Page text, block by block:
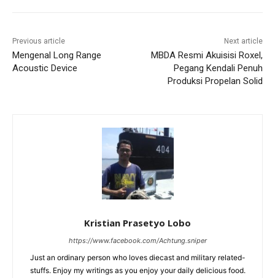
Previous article
Mengenal Long Range
Acoustic Device
Next article
MBDA Resmi Akuisisi Roxel,
Pegang Kendali Penuh
Produksi Propelan Solid
Kristian Prasetyo Lobo
https://www.facebook.com/Achtung.sniper
Just an ordinary person who loves diecast and military related-
stuffs. Enjoy my writings as you enjoy your daily delicious food.